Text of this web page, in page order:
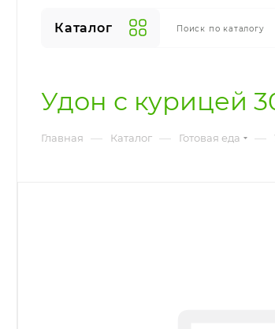
Каталог Поиск по каталогу
Удон с курицей
Главная — Каталог — Готовая еда —